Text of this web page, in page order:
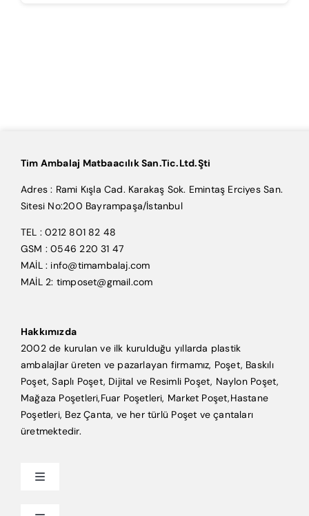
Tim Ambalaj Matbaacılık San.Tic.Ltd.Şti
Adres : Rami Kışla Cad. Karakaş Sok. Emintaş Erciyes San.
Sitesi No:200 Bayrampaşa/İstanbul
TEL : 0212 801 82 48
GSM : 0546 220 31 47
MAİL : info@timambalaj.com
MAİL 2: timposet@gmail.com
Hakkımızda
2002 de kurulan ve ilk kurulduğu yıllarda plastik
ambalajlar üreten ve pazarlayan firmamız, Poşet, Baskılı
Poşet, Saplı Poşet, Dijital ve Resimli Poşet, Naylon Poşet,
Mağaza Poşetleri,Fuar Poşetleri, Market Poşet,Hastane
Poşetleri, Bez Çanta, ve her türlü Poşet ve çantaları
üretmektedir.
Toggle
Anasayfa